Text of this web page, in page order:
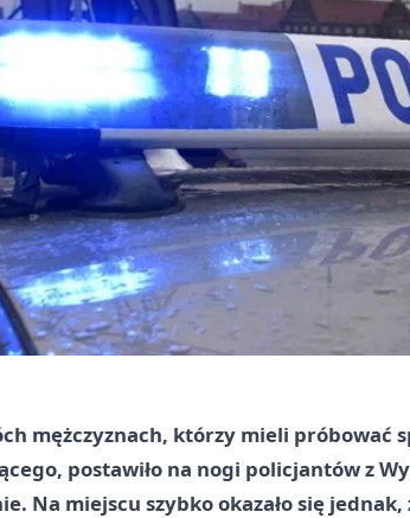
mężczyznach, którzy mieli
postawiło na nogi policjantów z
Na miejscu szybko okazało się